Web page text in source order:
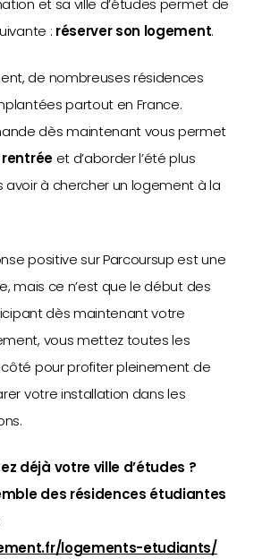
: réserver son logement.
de nombreuses résidences
partout en France.
dès maintenant vous permet
et d’aborder l’été plus
avoir à chercher un logement à la
positive sur Parcoursup est une
mais ce n’est que le début des
dès maintenant votre
vous mettez toutes les
pour profiter pleinement de
votre installation dans les
déjà votre ville d’études ?
des résidences étudiantes
logements-etudiants/